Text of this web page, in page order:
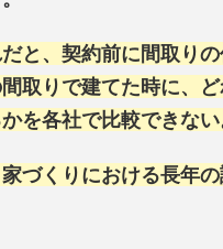
と、契約前に間取り
取りで建てた時に、
を各社で比較できない
づくりにおける長年